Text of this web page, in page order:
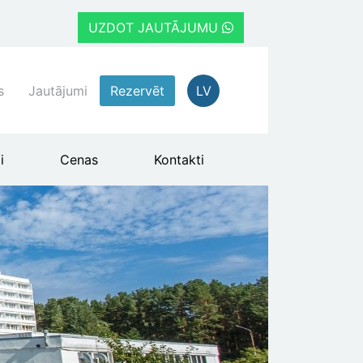
UZDOT JAUTĀJUMU
Jautājumi Rezervēt LV
Cenas Kontakti